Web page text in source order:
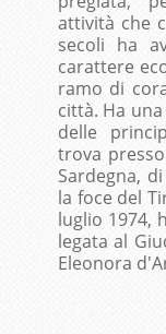
attività che
secoli ha
carattere
ramo di
città. Ha
delle
trova
Sardegna,
la foce del
luglio 1974,
legata al
Eleonora